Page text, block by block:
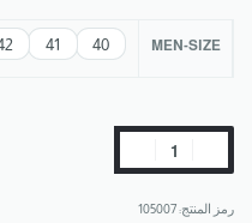
MEN-SIZE
40
41
105007